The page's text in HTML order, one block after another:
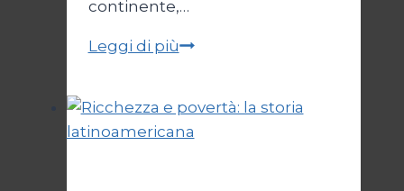
continente,…
Leggi di piùKennedy
il
giro